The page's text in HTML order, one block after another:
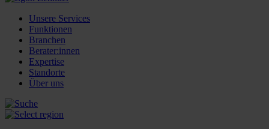
Unsere Services
Funktionen
Branchen
Berater:innen
Expertise
Standorte
Über uns